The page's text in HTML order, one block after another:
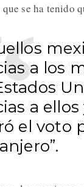
se ha tenido
a los
a
el voto